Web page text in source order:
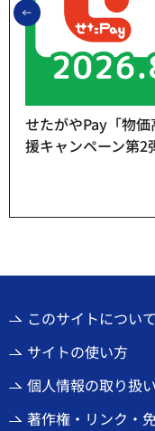
前のスライドを表
せたがやPay「物
援キャンペーン第2
このサイトについて
サイトの使い方
個人情報の取り扱い
著作権・リンク・